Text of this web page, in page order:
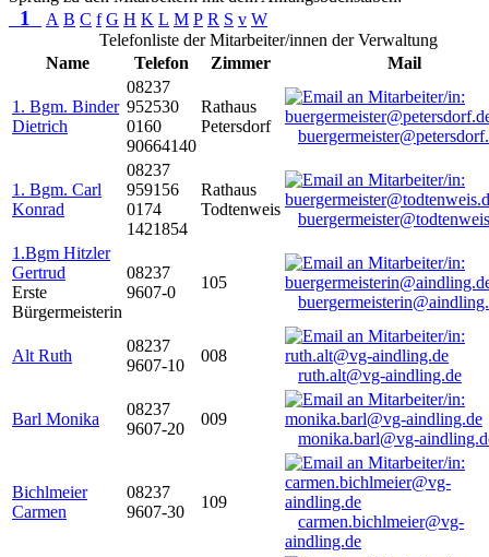
1 A B C f G H K L M P R S v W
Telefonliste der Mitarbeiter/innen der Verwaltung
Name
Telefon Zimmer Mail
1. Bgm. Binder
Dietrich
08237
952530
0160
90664140
Rathaus
Petersdorf
1. Bgm. Carl
Konrad
08237
959156
0174
1421854
Rathaus
Todtenweis
1.Bgm Hitzler
Gertrud
Erste
Bürgermeisterin
08237
9607-0
105
Alt Ruth
08237
9607-10
008
ruth.alt@vg-aindling.de
Barl Monika
08237
9607-20
009
monika.barl@vg-
Bichlmeier
Carmen
08237
9607-30
109
carmen.bichlmeier@vg-
aindling.de